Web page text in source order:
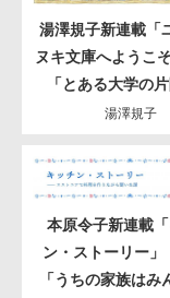
湯澤規子新連載「
ヌキ文庫へようこ
「とある大学の片
湯澤規子
本原令子新連載
ン・ストーリー
「うちの家族はみ